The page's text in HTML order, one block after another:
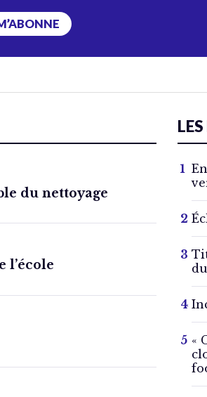
du nettoyage
l’école
«